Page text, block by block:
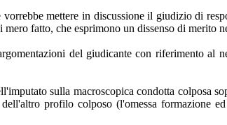
mettere in discussione il giudizio di
fatto, che esprimono un dissenso di
del giudicante con riferimento
sulla macroscopica condotta colposa
profilo colposo (l'omessa formazione